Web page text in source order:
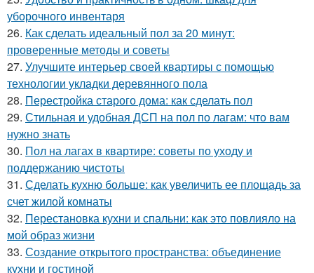
уборочного инвентаря
26. Как сделать идеальный пол за 20 минут:
проверенные методы и советы
27. Улучшите интерьер своей квартиры с помощью
технологии укладки деревянного пола
28. Перестройка старого дома: как сделать пол
29. Стильная и удобная ДСП на пол по лагам: что вам
нужно знать
30. Пол на лагах в квартире: советы по уходу и
поддержанию чистоты
31. Сделать кухню больше: как увеличить ее площадь за
счет жилой комнаты
32. Перестановка кухни и спальни: как это повлияло на
мой образ жизни
33. Создание открытого пространства: объединение
кухни и гостиной